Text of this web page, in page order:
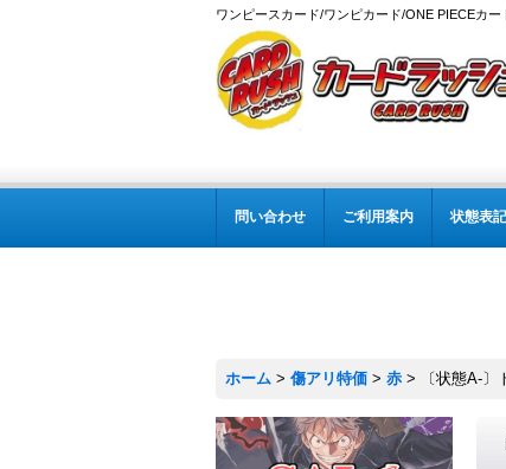
ワンピースカード/ワンピカード/ONE PIECEカー
問い合わせ ご利用案内 状態表記
ホーム > 傷アリ特価 > 赤 > 〔状態A-